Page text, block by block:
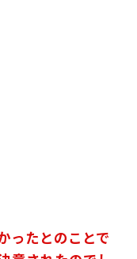
たとのことで